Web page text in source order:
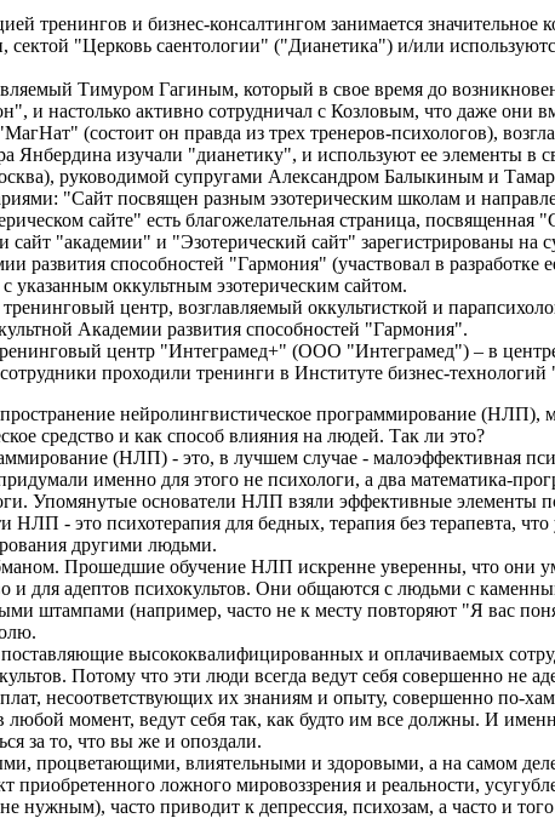
тренингов и бизнес-консалтингом занимается
сектой "Церковь саентологии" ("Дианетика") и/или
Тимуром Гагиным, который в свое время до
и настолько активно сотрудничал с Козловым, что даже они
(состоит он правда из трех тренеров-психологов),
Янбердина изучали "дианетику", и используют ее элементы
руководимой супругами Александром Балыкиным и
"Сайт посвящен разным эзотерическим школам и
сайте" есть благожелательная страница,
сайт "академии" и "Эзотерический сайт" зарегистрированы
развития способностей "Гармония" (участвовал в
указанным оккультным эзотерическим сайтом.
центр, возглавляемый оккультисткой и
Академии развития способностей "Гармония".
центр "Интеграмед+" (OOO "Интеграмед") – в
проходили тренинги в Институте бизнес-
нейролингвистическое программирование (НЛП),
средство и как способ влияния на людей. Так ли это?
(НЛП) - это, в лучшем случае - малоэффективная
именно для этого не психологи, а два математика-
Упомянутые основатели НЛП взяли эффективные
НЛП - это психотерапия для бедных, терапия без терапевта,
другими людьми.
Прошедшие обучение НЛП искренне уверенны, что они
и для адептов психокультов. Они общаются с людьми с
штампами (например, часто не к месту повторяют "Я вас
высококвалифицированных и оплачиваемых
Потому что эти люди всегда ведут себя совершенно не
несоответствующих их знаниям и опыту, совершенно по-
любой момент, ведут себя так, как будто им все должны. И
за то, что вы же и опоздали.
процветающими, влиятельными и здоровыми, а на самом
ложного мировоззрения и реальности,
нужным), часто приводит к депрессия, психозам, а часто и